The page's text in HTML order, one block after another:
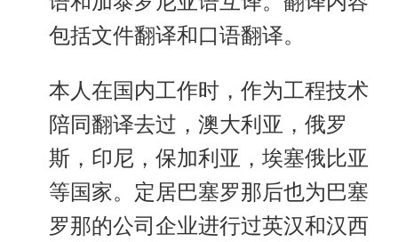
包括文件翻译和口语翻译。
本人在国内工作时，作为工程技术
陪同翻译去过，澳大利亚，俄罗
斯，印尼，保加利亚，埃塞俄比亚
等国家。定居巴塞罗那后也为巴塞
罗那的公司企业进行过英汉和汉西